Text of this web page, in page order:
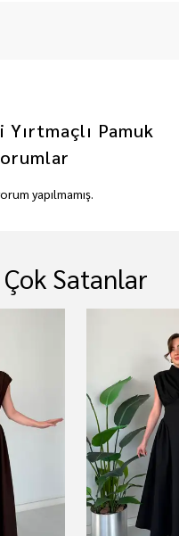
Yırtmaçlı Pamuk
yapılmamış.
Çok Satanlar